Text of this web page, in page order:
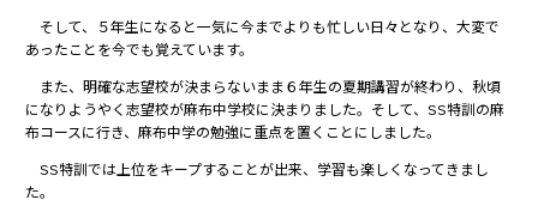
そして、５年生になると一気に今までよりも忙しい日々となり、大変で
あったことを今でも覚えています。
また、明確な志望校が決まらないまま６年生の夏期講習が終わり、秋頃
になりようやく志望校が麻布中学校に決まりました。そして、SS特訓の麻
布コースに行き、麻布中学の勉強に重点を置くことにしました。
SS特訓では上位をキープすることが出来、学習も楽しくなってきまし
た。